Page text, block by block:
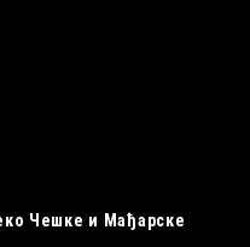
Чешке и Мађарске